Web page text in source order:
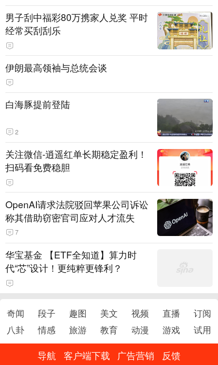
男子刮中福彩80万携家人兑奖 平时
经常买刮刮乐
伊朗最高领袖与总统会谈
白海豚提前登陆
2
关注微信-逍遥红单长期稳定盈利！
扫码看免费稳胆
OpenAI请求法院驳回苹果公司诉讼
称其借助窃密官司应对人才流失
7
华宝基金 【ETF全知道】算力时
代“芯”设计！更纯粹更锋利？
奇闻 段子 趣图 美文 视频 直播
订阅
八卦
情感 旅游 教育 动漫 游戏 试用
导航 客户端下载 广告营销 反馈